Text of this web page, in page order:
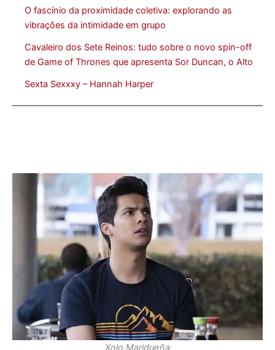
O fascínio da proximidade coletiva: explorando as
vibrações da intimidade em grupo
Cavaleiro dos Sete Reinos: tudo sobre o novo spin-off
de Game of Thrones que apresenta Sor Duncan, o Alto
Sexta Sexxxy – Hannah Harper
Xolo Maridueña